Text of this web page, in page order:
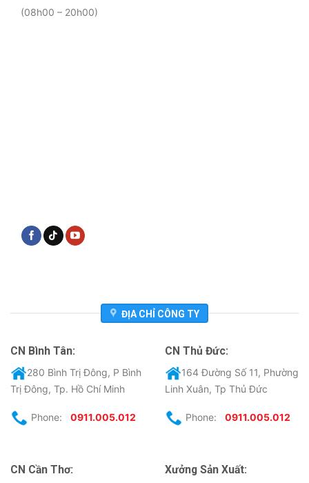
(08h00 – 20h00)
ĐỊA CHỈ CÔNG TY
CN Bình Tân:
280 Bình Trị Đông, P Bình
Trị Đông, Tp. Hồ Chí Minh
Phone: 0911.005.012
CN Thủ Đức:
164 Đường Số 11, Phường
Linh Xuân, Tp Thủ Đức
Phone: 0911.005.012
CN Cần Thơ: Xưởng Sản Xuất: